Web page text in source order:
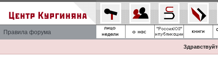
Правила форума